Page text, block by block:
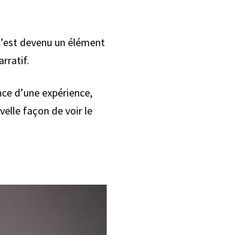
devenu un élément
d’une expérience,
façon de voir le